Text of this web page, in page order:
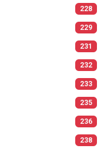
228
229
231
232
233
235
236
238